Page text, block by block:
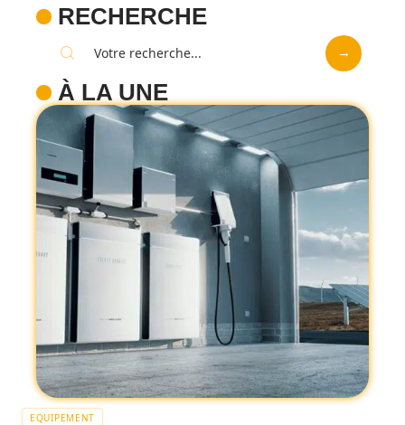
RECHERCHE
À LA UNE
EQUIPEMENT